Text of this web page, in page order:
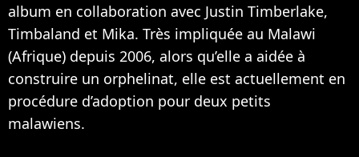
album en collaboration avec Justin Timberlake,
Timbaland et Mika. Très impliquée au Malawi
(Afrique) depuis 2006, alors qu’elle a aidée à
construire un orphelinat, elle est actuellement en
procédure d’adoption pour deux petits
malawiens.